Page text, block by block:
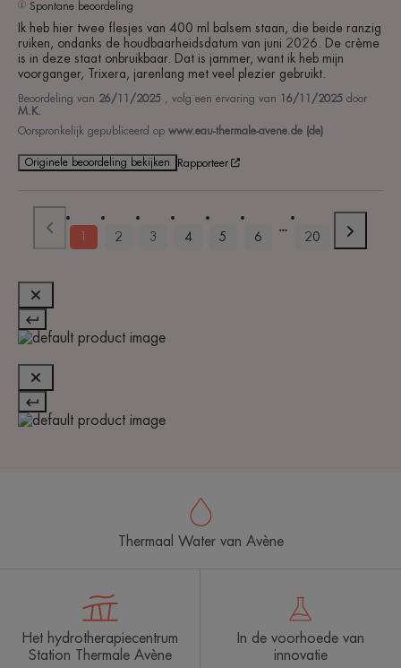
Spontane beoordeling
Ik heb hier twee flesjes van 400 ml balsem staan, die beide ranzig
ruiken, ondanks de houdbaarheidsdatum van juni 2026. De crème
is in deze staat onbruikbaar. Dat is jammer, want ik heb mijn
voorganger, Trixera, jarenlang met veel plezier gebruikt.
Beoordeling van 26/11/2025 , volg een ervaring van 16/11/2025 door
M.K.
Oorspronkelijk gepubliceerd op www.eau-thermale-avene.de (de)
Originele beoordeling bekijken Rapporteer
2 3 4 5 6 20
Thermaal Water van Avène
Het hydrotherapiecentrum
Station Thermale Avène
In de voorhoede van
innovatie